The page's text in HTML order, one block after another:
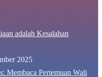
adalah Kesalahan
2025
Membaca Pertemuan Wali